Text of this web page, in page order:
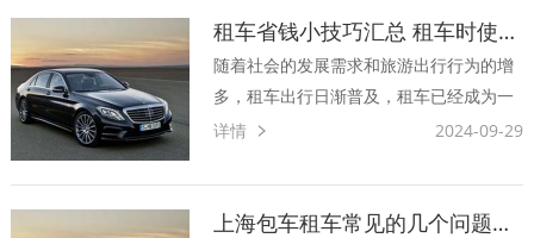
租车省钱小技巧汇总 租车时使用让您更省钱租到好车
随着社会的发展需求和旅游出行行为的增
多，租车出行日渐普及，租车已经成为一
种时尚，不过对于一般的上班族来说，动
租车怎样省钱势在必行，如何才能更经济
实惠地租到车，过上时尚便捷的租车生活
详情 2024-09-29
上海包车租车常见的几个问题与大家分享